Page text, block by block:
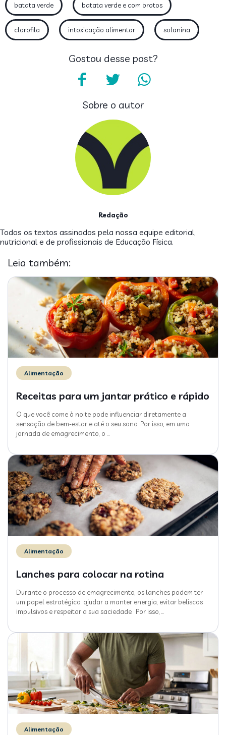
batata verde batata verde e com brotos
clorofila intoxicação alimentar solanina
Gostou desse post?
Sobre o autor
Redação
Todos os textos assinados pela nossa equipe editorial,
nutricional e de profissionais de Educação Física.
Leia também:
Alimentação
Receitas para um jantar prático e rápido
O que você come à noite pode influenciar diretamente a
sensação de bem-estar e até o seu sono. Por isso, em uma
jornada de emagrecimento, o
Alimentação
Lanches para colocar na rotina
Durante o processo de emagrecimento, os lanches podem ter
um papel estratégico: ajudar a manter energia, evitar beliscos
impulsivos e respeitar a sua saciedade. Por isso,
Alimentação